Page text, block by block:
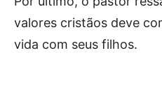
valores cristãos deve
vida com seus filhos.